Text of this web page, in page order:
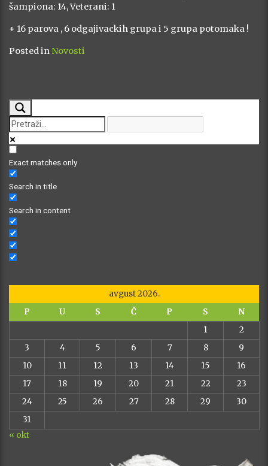
šampiona: 14, Veterani: 1
+ 16 parova , 6 odgajivackih grupa i 5 grupa potomaka !
Posted in Novosti
Exact matches only
Search in title
Search in content
avgust 2026.
P
U S Č P S
N
1
2
3
4 5 6 7 8
9
10
11 12 13 14 15
16
17
18 19 20 21 22
23
24
25 26 27 28 29
30
31
« okt